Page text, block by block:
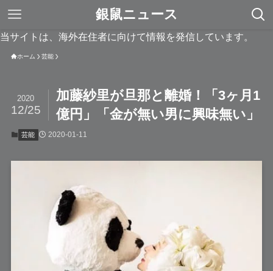
銀鼠ニュース
当サイトは、海外在住者に向けて情報を発信しています。
ホーム 芸能
加藤紗里が旦那と離婚！「3ヶ月1
億円」「金が無い男に興味無い」
2020
12/25
芸能 2020-01-11